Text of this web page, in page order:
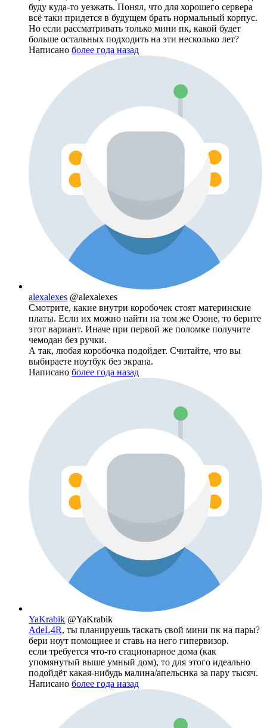
буду куда-то уезжать. Понял, что для хорошего сервера
всё таки придется в будущем брать нормальный корпус.
Но если рассматривать только мини пк, какой будет
больше остальных подходить на эти несколько лет?
Написано более года назад
alexalexes @alexalexes
Смотрите, какие внутри коробочек стоят материнские
платы. Если их можно найти на том же Озоне, то берите
этот вариант. Иначе при первой же поломке получите
чемодан без ручки.
А так, любая коробочка подойдет. Считайте, что вы
выбираете ноутбук без экрана.
Написано более года назад
YaKrabik @YaKrabik
AdeL4R, ты планируешь таскать свой мини пк на пары?
бери ноут помощнее и ставь на него гипервизор.
если требуется что-то стационарное дома (как
упомянутый выше умный дом), то для этого идеально
подойдёт какая-нибудь малина/апельснка за пару тысяч.
Написано более года назад